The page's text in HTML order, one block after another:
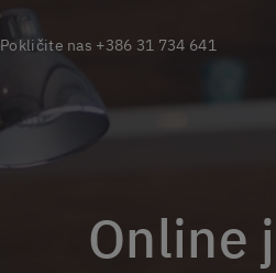
Pokličite nas +386 31 734 641